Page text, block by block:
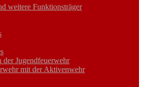
weitere Funktionsträger
der Jugendfeuerwehr
mit der Aktivenwehr